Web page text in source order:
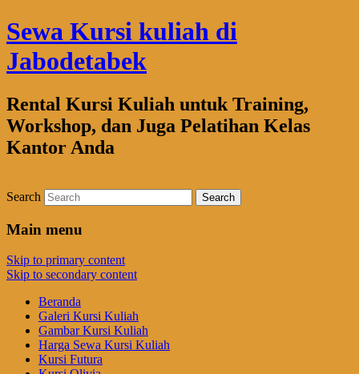
Sewa Kursi kuliah di
Jabodetabek
Rental Kursi Kuliah untuk Training,
Workshop, dan Juga Pelatihan Kelas
Kantor Anda
Search
Main menu
Skip to primary content
Skip to secondary content
Beranda
Galeri Kursi Kuliah
Gambar Kursi Kuliah
Harga Sewa Kursi Kuliah
Kursi Futura